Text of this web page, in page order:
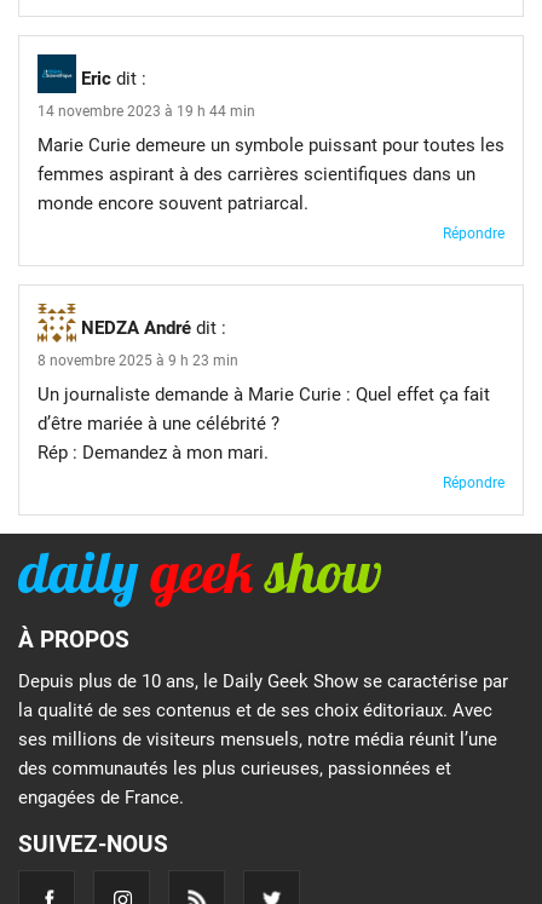
Eric dit :
14 novembre 2023 à 19 h 44 min
Marie Curie demeure un symbole puissant pour toutes les
femmes aspirant à des carrières scientifiques dans un
monde encore souvent patriarcal.
Répondre
NEDZA André dit :
8 novembre 2025 à 9 h 23 min
Un journaliste demande à Marie Curie : Quel effet ça fait
d’être mariée à une célébrité ?
Rép : Demandez à mon mari.
Répondre
À PROPOS
Depuis plus de 10 ans, le Daily Geek Show se caractérise par
la qualité de ses contenus et de ses choix éditoriaux. Avec
ses millions de visiteurs mensuels, notre média réunit l’une
des communautés les plus curieuses, passionnées et
engagées de France.
SUIVEZ-NOUS